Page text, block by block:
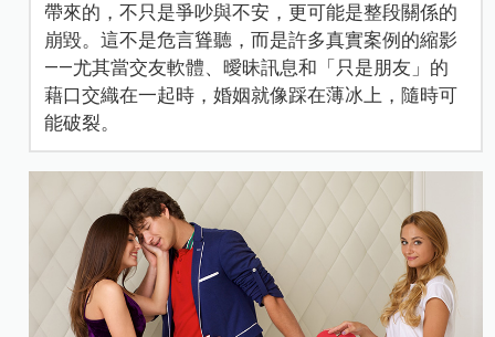
帶來的，不只是爭吵與不安，更可能是整段關係的
崩毀。這不是危言聳聽，而是許多真實案例的縮影
——尤其當交友軟體、曖昧訊息和「只是朋友」的
藉口交織在一起時，婚姻就像踩在薄冰上，隨時可
能破裂。